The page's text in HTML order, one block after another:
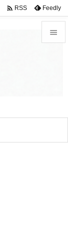

 RSS Feedly